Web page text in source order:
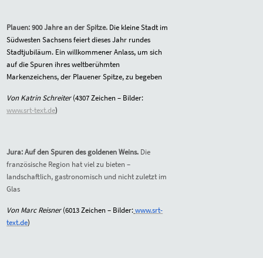
Plauen: 900 Jahre an der Spitze. Die kleine Stadt im
Südwesten Sachsens feiert dieses Jahr rundes
Stadtjubiläum. Ein willkommener Anlass, um sich
auf die Spuren ihres weltberühmten
Markenzeichens, der Plauener Spitze, zu begeben
Von Katrin Schreiter(4307 Zeichen – Bilder:
www.srt-text.de)
Jura: Auf den Spuren des goldenen Weins. Die
französische Region hat viel zu bieten –
landschaftlich, gastronomisch und nicht zuletzt im
Glas
Von Marc Reisner(6013 Zeichen – Bilder:www.srt-
text.de)